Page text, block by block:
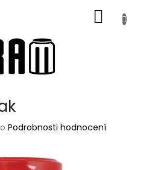
KOŠÍK
Podrobnosti hodnocení